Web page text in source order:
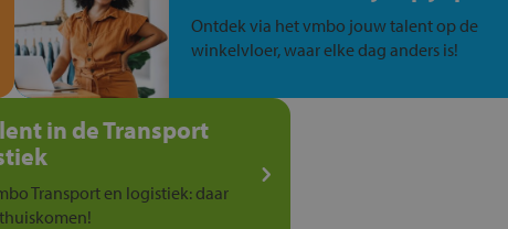
Ontdek via het vmbo jouw talent op de
winkelvloer, waar elke dag anders is!
in de Transport
Transport en logistiek: daar